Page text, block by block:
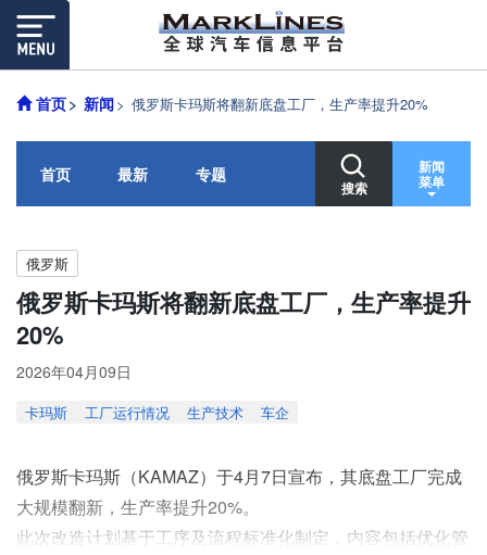
首页 新闻 俄罗斯卡玛斯将翻新底盘工厂，生产率提升20%
首页 最新 专题
搜索
新闻
菜单
俄罗斯
俄罗斯卡玛斯将翻新底盘工厂，生产率提升
20%
2026年04月09日
卡玛斯 工厂运行情况 生产技术 车企
俄罗斯卡玛斯（KAMAZ）于4月7日宣布，其底盘工厂完成
大规模翻新，生产率提升20%。
此次改造计划基于工序及流程标准化制定，内容包括优化管